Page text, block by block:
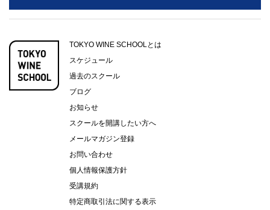
TOKYO WINE SCHOOLとは
スケジュール
過去のスクール
ブログ
お知らせ
スクールを開講したい方へ
メールマガジン登録
お問い合わせ
個人情報保護方針
受講規約
特定商取引法に関する表示